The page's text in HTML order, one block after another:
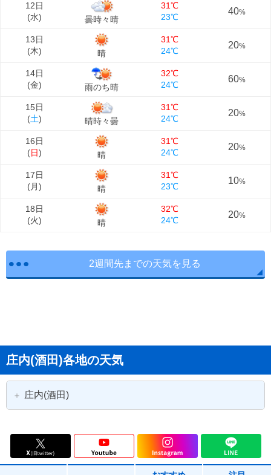
12日
(水) 曇時々晴
31℃
23℃
40%
13日
(木) 晴
31℃
24℃
20%
14日
(金) 雨のち晴
32℃
24℃
60%
15日
(土) 晴時々曇
31℃
24℃
20%
16日
(日) 晴
31℃
24℃
20%
17日
(月) 晴
31℃
23℃
10%
18日
(火) 晴
32℃
24℃
20%
2週間先までの天気を見る
庄内(酒田)各地の天気
庄内(酒田)
三川町 庄内町